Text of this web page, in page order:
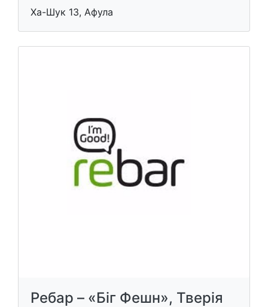
Ха-Шук 13, Афула
Ребар – «Біг Фешн», Тверія